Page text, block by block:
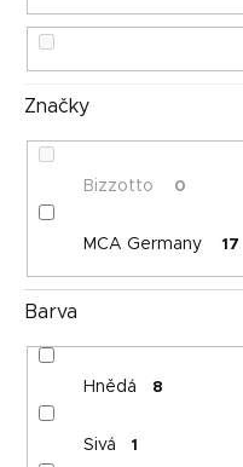
t
Značky
Bizzotto 0
MCA Germany 17
Barva
Hnědá 8
Sivá 1